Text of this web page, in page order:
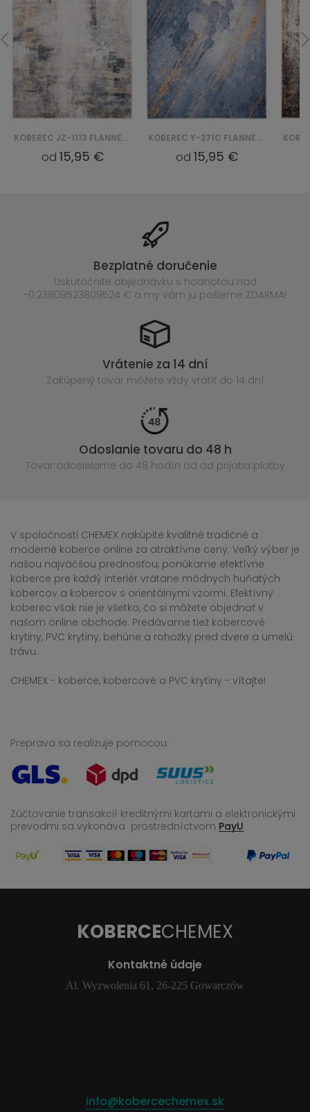
KOBEREC JZ-1113 FLANNEL PRINTED
od 15,95 €
KOBEREC Y-271C FLANNEL PRINTED
od15,95 €
Bezplatné doručenie
Uskutočnite objednávku s hodnotou nad
-0.23809523809524 € a my vám ju pošleme ZDARMA!
Vrátenie za 14 dní
Zakúpený tovar môžete vždy vrátiť do 14 dní
Odoslanie tovaru do 48 h
Tovar odosielame do 48 hodín od od prijatia platby
V spoločnosti CHEMEX nakúpite kvalitné tradičné a
moderné koberce online za atraktívne ceny. Veľký výber je
našou najväčšou prednosťou, ponúkame efektívne
koberce pre každý interiér vrátane módnych huňatých
kobercov a kobercov s orientálnymi vzormi. Efektívny
koberec však nie je všetko, čo si môžete objednať v
našom online obchode. Predávame tiež kobercové
krytiny, PVC krytiny, behúne a rohožky pred dvere a umelú
trávu.
CHEMEX - koberce, kobercové a PVC krytiny - vítajte!
Preprava sa realizuje pomocou:
Zúčtovanie transakcií kreditnými kartami a elektronickými
prevodmi sa vykonáva prostredníctvom PayU
KOBERCECHEMEX
Kontaktné údaje
Al. Wyzwolenia 61, 26-225 Gowarczów
info@kobercechemex.sk